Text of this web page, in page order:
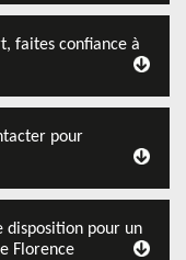
faites confiance à
pour
disposition pour un
Florence